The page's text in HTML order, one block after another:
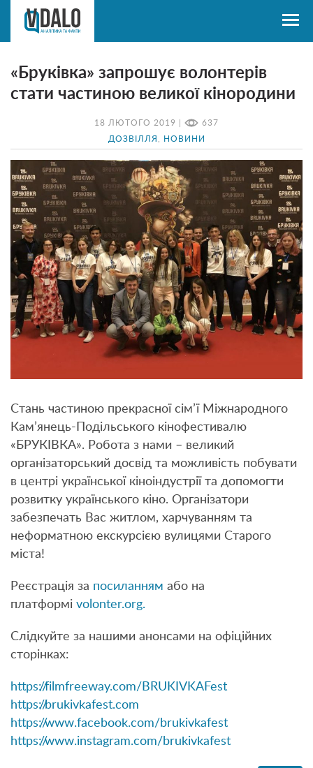
18 ЛЮТОГО 2019 | 637
ДОЗВІЛЛЯ НОВИНИ
«Бруківка» запрошує волонтерів
стати частиною великої кінородини
Стань частиною прекрасної сім’ї Міжнародного
Кам’янець-Подільського кінофестивалю
«БРУКІВКА». Робота з нами – великий
організаторський досвід та можливість побувати
в центрі української кіноіндустрії та допомогти
розвитку українського кіно. Організатори
забезпечать Вас житлом, харчуванням та
неформатною екскурсією вулицями Старого
міста!
Реєстрація за посиланням або на
платформі volonter.org.
Слідкуйте за нашими анонсами на офіційних
сторінках:
https://filmfreeway.com/BRUKIVKAFest
https://brukivkafest.com
https://www.facebook.com/brukivkafest
https://www.instagram.com/brukivkafest